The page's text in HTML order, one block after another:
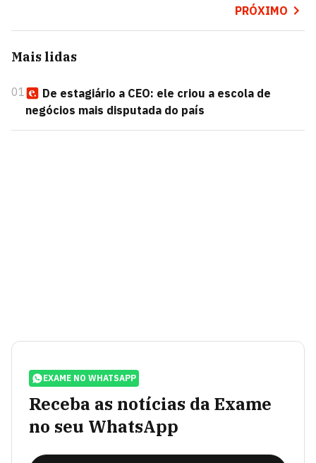
PRÓXIMO
Mais lidas
01
De estagiário a CEO: ele criou a escola de
negócios mais disputada do país
EXAME NO WHATSAPP
Receba as notícias da Exame
no seu WhatsApp